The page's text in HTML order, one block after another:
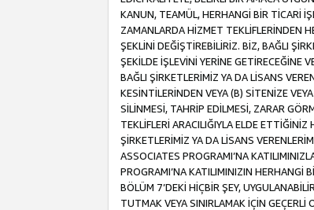
KANUN, TEAMÜL, HERHANGİ BİR TİCARİ
ZAMANLARDA HİZMET TEKLİFLERİNDEN
ŞEKLİNİ DEĞİŞTİREBİLİRİZ. BİZ, BAĞLI
ŞEKİLDE İŞLEVİNİ YERİNE GETİRECEĞİNE
BAĞLI ŞİRKETLERİMİZ YA DA LİSANS
KESİNTİLERİNDEN VEYA (B) SİTENİZE
SİLİNMESİ, TAHRİP EDİLMESİ, ZARAR
TEKLİFLERİ ARACILIĞIYLA ELDE
ŞİRKETLERİMİZ YA DA LİSANS
ASSOCIATES PROGRAMI’NA
PROGRAMI’NA KATILIMINIZIN HERHANGİ
BÖLÜM 7’DEKİ HİÇBİR ŞEY,
TUTMAK VEYA SINIRLAMAK İÇİN GEÇERLİ